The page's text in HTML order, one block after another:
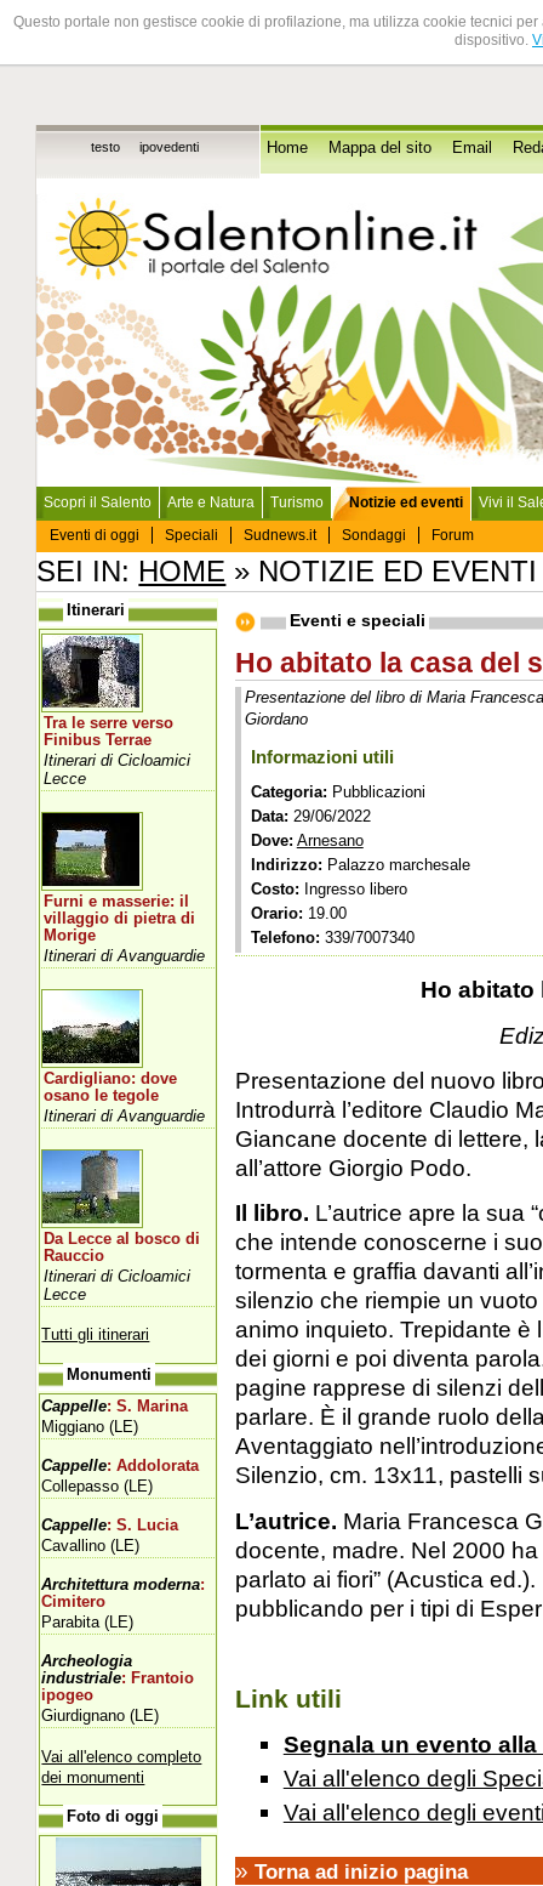
Questo portale non gestisce cookie di profilazione, ma utilizza cookie tecnici
dispositivo.
testo ipovedenti Home Mappa del sito Email
Scopri il Salento Arte e Natura Turismo
Notizie ed eventi
Eventi di oggi
Speciali Sudnews.it Sondaggi Forum
Vivi il
SEI IN: HOME » NOTIZIE ED
Eventi e speciali
Ho abitato la casa del
Presentazione del libro di Maria Francesca
Giordano
Informazioni utili
Categoria: Pubblicazioni
Data: 29/06/2022
Dove: Arnesano
Indirizzo: Palazzo marchesale
Costo: Ingresso libero
Orario: 19.00
Telefono: 339/7007340
Ho abitato
Presentazione del nuovo
Introdurrà l’editore Claudio
Giancane docente di lettere,
all’attore Giorgio Podo.
Il libro. L’autrice apre la sua
che intende conoscerne i
tormenta e graffia davanti
silenzio che riempie un
animo inquieto. Trepidante è
dei giorni e poi diventa
pagine rapprese di silenzi
parlare. È il grande ruolo
Aventaggiato
Silenzio, cm. 13x11, pastelli
L’autrice. Maria Francesca
docente, madre. Nel 2000
parlato ai fiori” (Acustica
pubblicando per i tipi di
Link utili
Segnala un evento
Vai all'elenco degli
Vai all'elenco degli
» Torna ad inizio pagina
Itinerari
Tra le serre verso
Finibus Terrae
Itinerari di Cicloamici
Lecce
Furni e masserie: il
villaggio di pietra di
Morige
Itinerari di Avanguardie
Cardigliano: dove
osano le tegole
Itinerari di Avanguardie
Da Lecce al bosco di
Rauccio
Itinerari di Cicloamici
Lecce
Tutti gli itinerari
Monumenti
Cappelle: S. Marina
Miggiano (LE)
Cappelle: Addolorata
Collepasso (LE)
Cappelle: S. Lucia
Cavallino (LE)
Architettura moderna:
Cimitero
Parabita (LE)
Archeologia
industriale: Frantoio
ipogeo
Giurdignano (LE)
Vai all'elenco completo
dei monumenti
Foto di oggi